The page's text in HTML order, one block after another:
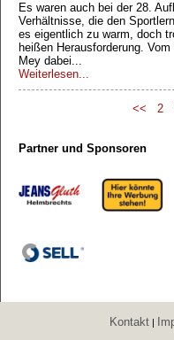
Es waren auch bei der 28.
Verhältnisse, die den
es eigentlich zu warm, doch
heißen Herausforderung.
Mey dabei...
Weiterlesen...
<< 2
Partner und Sponsoren
Kontakt|